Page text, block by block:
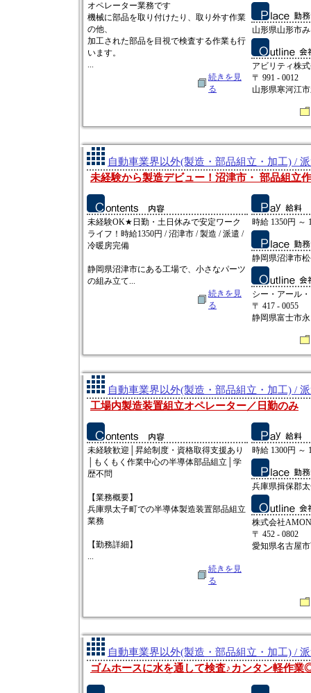
オペレーター業務です
機械に部品を取り付けたり、取り外す作業
の他、
加工された部品を目視で検査する作業も行
います。
...
続きを見
る
山形県山形市
アビリティ株
〒 991 - 0012
山形県寒河江
自動車業界以外(製造・部品組立・加工) /
未経験から製造デビュー！沼津市・ 部品組立
未経験OK★日勤・土日休みで安定ワーク
ライフ！時給1350円 / 沼津市 / 製造 / 派遣 /
冷暖房完備
静岡県沼津市にある工場で、小さなパーツ
の組み立て...
続きを見
る
時給 1350円 ～
静岡県沼津市
シー・アール
〒 417 - 0055
静岡県富士市
自動車業界以外(製造・部品組立・加工) /
工場内製造装置組立オペレーター／日勤のみ
未経験歓迎│昇給制度・資格取得支援あり
│もくもく作業中心の半導体部品組立│学
歴不問
【業務概要】
兵庫県太子町での半導体製造装置部品組立
業務
【勤務詳細】
...
続きを見
る
時給 1300円 ～
兵庫県揖保郡
株式会社AMON
〒 452 - 0802
愛知県名古屋
自動車業界以外(製造・部品組立・加工) /
ゴムホースに水を通して検査♪カンタン軽作業